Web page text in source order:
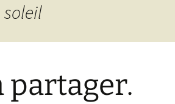
soleil
partager.